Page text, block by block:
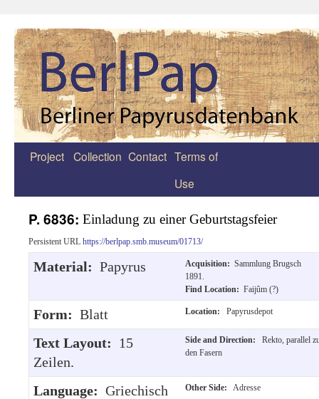
Zum
Project Collection Contact Terms of
Use
P. 6836: Einladung zu einer Geburtstagsfeier
Persistent URL https://berlpap.smb.museum/01713/
Material: Papyrus Acquisition: Sammlung Brugsch
1891.
Find Location: Faijûm (?)
Form: Blatt Location: Papyrusdepot
Text Layout: 15
Zeilen.
Side and Direction:
Rekto, parallel
den Fasern
Language: Griechisch Other Side: Adresse